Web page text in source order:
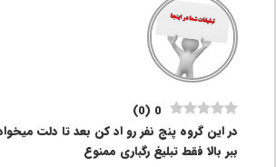
0
(
0
)
در این گروه پنج نفر رو اد کن بعد تا دلت
ببر بالا فقط تبلیغ رگباری ممنوع